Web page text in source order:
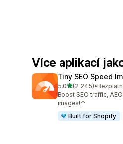
Více aplikací
Tiny SEO Speed
5,0z 5 hvězd
(2 245)
Celkový počet
•
Boost SEO traffic,
images!↑
Built for Shopify